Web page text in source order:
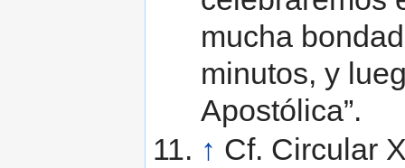
mucha
minutos, y
Apostólica”.
↑ Cf. Circular